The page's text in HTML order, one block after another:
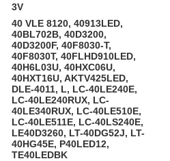
3V
40 VLE 8120, 40913LED,
40BL702B, 40D3200,
40D3200F, 40F8030-T,
40F8030T, 40FLHD910LED,
40H6L03U, 40HXC06U,
40HXT16U, AKTV425LED,
DLE-4011, L, LC-40LE240E,
LC-40LE240RUX, LC-
40LE340RUX, LC-40LE510E,
LC-40LE511E, LC-40LS240E,
LE40D3260, LT-40DG52J, LT-
40HG45E, P40LED12,
TE40LEDBK